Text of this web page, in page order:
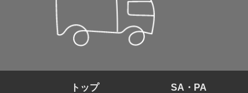
トップ SA・PA